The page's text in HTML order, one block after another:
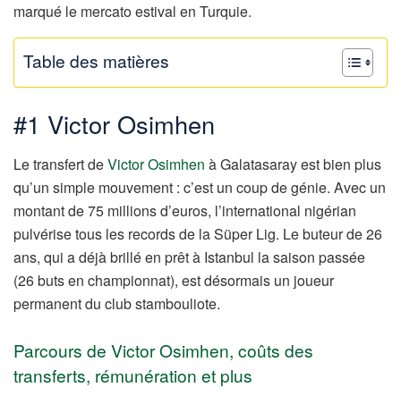
marqué le mercato estival en Turquie.
Table des matières
#1 Victor Osimhen
Le transfert deVictor Osimhen à Galatasaray est bien plus
qu’un simple mouvement : c’est un coup de génie. Avec un
montant de 75 millions d’euros, l’international nigérian
pulvérise tous les records de la Süper Lig. Le buteur de 26
ans, qui a déjà brillé en prêt à Istanbul la saison passée
(26 buts en championnat), est désormais un joueur
permanent du club stambouliote.
Parcours de Victor Osimhen, coûts des
transferts, rémunération et plus